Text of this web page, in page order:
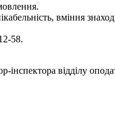
вміння
58.
відділу